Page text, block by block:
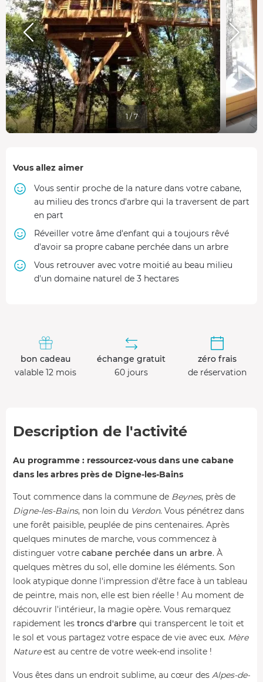
1 / 7
Vous allez aimer
Vous sentir proche de la nature dans votre cabane,
au milieu des troncs d'arbre qui la traversent de part
en part
Réveiller votre âme d'enfant qui a toujours rêvé
d'avoir sa propre cabane perchée dans un arbre
Vous retrouver avec votre moitié au beau milieu
d'un domaine naturel de 3 hectares
bon cadeau
valable 12 mois
échange gratuit
60 jours
zéro frais
de réservation
Description de l'activité
Au programme : ressourcez-vous dans une cabane
dans les arbres près de Digne-les-Bains
Tout commence dans la commune de Beynes, près de
Digne-les-Bains, non loin du Verdon. Vous pénétrez dans
une forêt paisible, peuplée de pins centenaires. Après
quelques minutes de marche, vous commencez à
distinguer votre cabane perchée dans un arbre. À
quelques mètres du sol, elle domine les éléments. Son
look atypique donne l'impression d'être face à un tableau
de peintre, mais non, elle est bien réelle ! Au moment de
découvrir l'intérieur, la magie opère. Vous remarquez
rapidement les troncs d'arbre qui transpercent le toit et
le sol et vous partagez votre espace de vie avec eux. Mère
Natureest au centre de votre week-end insolite !
Vous êtes dans un endroit sublime, au cœur des Alpes-de-